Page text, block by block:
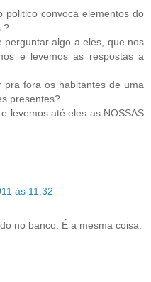
politico convoca elementos do
?
perguntar algo a eles, que nos
e levemos as respostas a
pra fora os habitantes de uma
presentes?
levemos até eles as NOSSAS
às 11:32
no banco. É a mesma coisa.